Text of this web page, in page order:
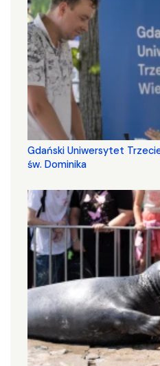
Gdański Uniwersytet
św. Dominika